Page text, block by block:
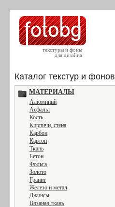
текстуры и фоны
для дизайна
Каталог текстур и фонов
МАТЕРИАЛЫ
Алюминий
Асфальт
Кость
Кирпичи, стена
Карбон
Картон
Ткань
Бетон
Фольга
Золото
Гранит
Железо и метал
Джинсы
Вязаная ткань